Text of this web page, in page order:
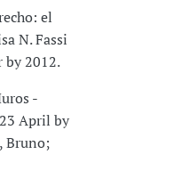
el
N. Fassi
by 2012.
-
April by
Bruno;